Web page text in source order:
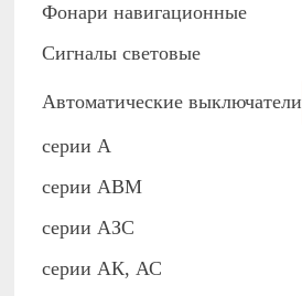
Фонари навигационные
Сигналы световые
Автоматические выключатели
серии А
серии АВМ
cерии АЗС
серии АК, АС